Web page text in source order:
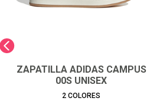
ZAPATILLA ADIDAS CAMPUS
00S UNISEX
2 COLORES